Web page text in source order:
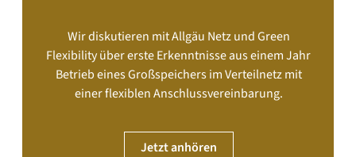
Wir diskutieren mit Allgäu Netz und Green
Flexibility über erste Erkenntnisse aus einem Jahr
Betrieb eines Großspeichers im Verteilnetz mit
einer flexiblen Anschlussvereinbarung.
Jetzt anhören